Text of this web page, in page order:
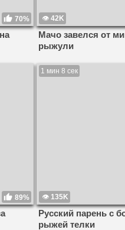
70% 42K
Мачо завелся от
рыжули
89%
1 мин 8 сек
135K
Русский парень с
рыжей телки